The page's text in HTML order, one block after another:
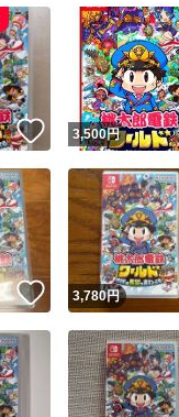
いいね！
3,500円
いいね！
3,780円